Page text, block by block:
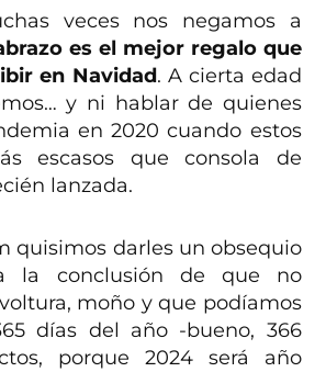
veces nos negamos a
es el mejor regalo que
en Navidad. A cierta edad
y ni hablar de quienes
en 2020 cuando estos
escasos que consola de
lanzada.
quisimos darles un obsequio
la conclusión de que no
moño y que podíamos
días del año -bueno, 366
porque 2024 será año